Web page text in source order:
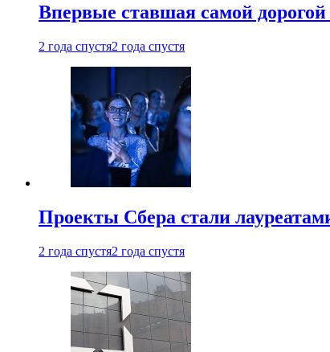
Впервые ставшая самой
2 года спустя2 года спустя
Проекты Сбера стали
2 года спустя2 года спустя